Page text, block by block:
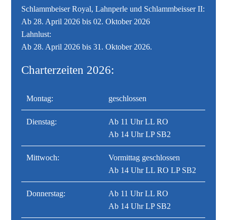
Schlammbeiser Royal, Lahnperle und Schlammbeisser II:
Ab 28. April 2026 bis 02. Oktober 2026
Lahnlust:
Ab 28. April 2026 bis 31. Oktober 2026.
Charterzeiten 2026:
Montag: geschlossen
Dienstag:
Ab 11 Uhr LL RO
Ab 14 Uhr LP SB2
Mittwoch:
Vormittag geschlossen
Ab 14 Uhr LL RO LP SB2
Donnerstag:
Ab 11 Uhr LL RO
Ab 14 Uhr LP SB2